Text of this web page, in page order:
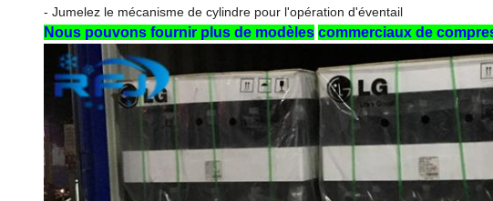
- Jumelez le mécanisme de cylindre pour l'opération d'éventail
Nous pouvons fournir plus de modèles commerciaux de